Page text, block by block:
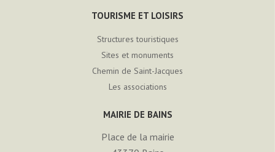
TOURISME ET LOISIRS
Structures touristiques
Sites et monuments
Chemin de Saint-Jacques
Les associations
MAIRIE DE BAINS
Place de la mairie